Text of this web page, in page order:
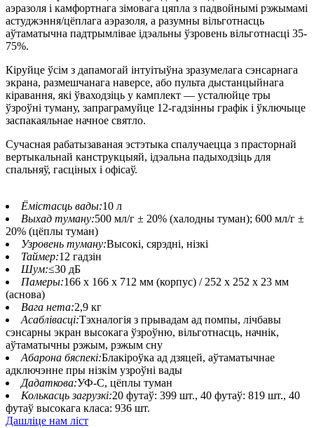
аэразоля і камфортнага зімовага цяпла з падвойнымі рэжымамі
астуджэння/цёплага аэразоля, а разумны вільготнасць
аўтаматычна падтрымлівае ідэальны ўзровень вільготнасці 35-
75%.
Кіруйце ўсім з дапамогай інтуітыўна зразумелага сэнсарнага
экрана, размешчанага наверсе, або пульта дыстанцыйнага
кіравання, які ўваходзіць у камплект — усталюйце тры
ўзроўні туману, запраграмуйце 12-гадзінны графік і ўключыце
заспакаяльнае начное святло.
Сучасная рабатызаваная эстэтыка спалучаецца з прасторнай
вертыкальнай канструкцыяй, ідэальна падыходзіць для
спальняў, гасціных і офісаў.
Ёмістасць вады:10 л
Выхад туману:500 мл/г ± 20% (халодны туман); 600 мл/г ±
20% (цёплы туман)
Узровень туману:Высокі, сярэдні, нізкі
Таймер:12 гадзін
Шум:≤30 дБ
Памеры:166 x 166 x 712 мм (корпус) / 252 x 252 x 23 мм
(аснова)
Вага нета:2,9 кг
Асаблівасці:Тэхналогія з прывадам ад помпы, лічбавы
сэнсарны экран высокага ўзроўню, вільготнасць, начнік,
аўтаматычны рэжым, рэжым сну
Абарона бяспекі:Блакіроўка ад дзяцей, аўтаматычнае
адключэнне пры нізкім узроўні вады
Дадаткова:УФ-C, цёплы туман
Колькасць загрузкі:20 футаў: 399 шт., 40 футаў: 819 шт., 40
футаў высокага класа: 936 шт.
Дашліце нам ліст